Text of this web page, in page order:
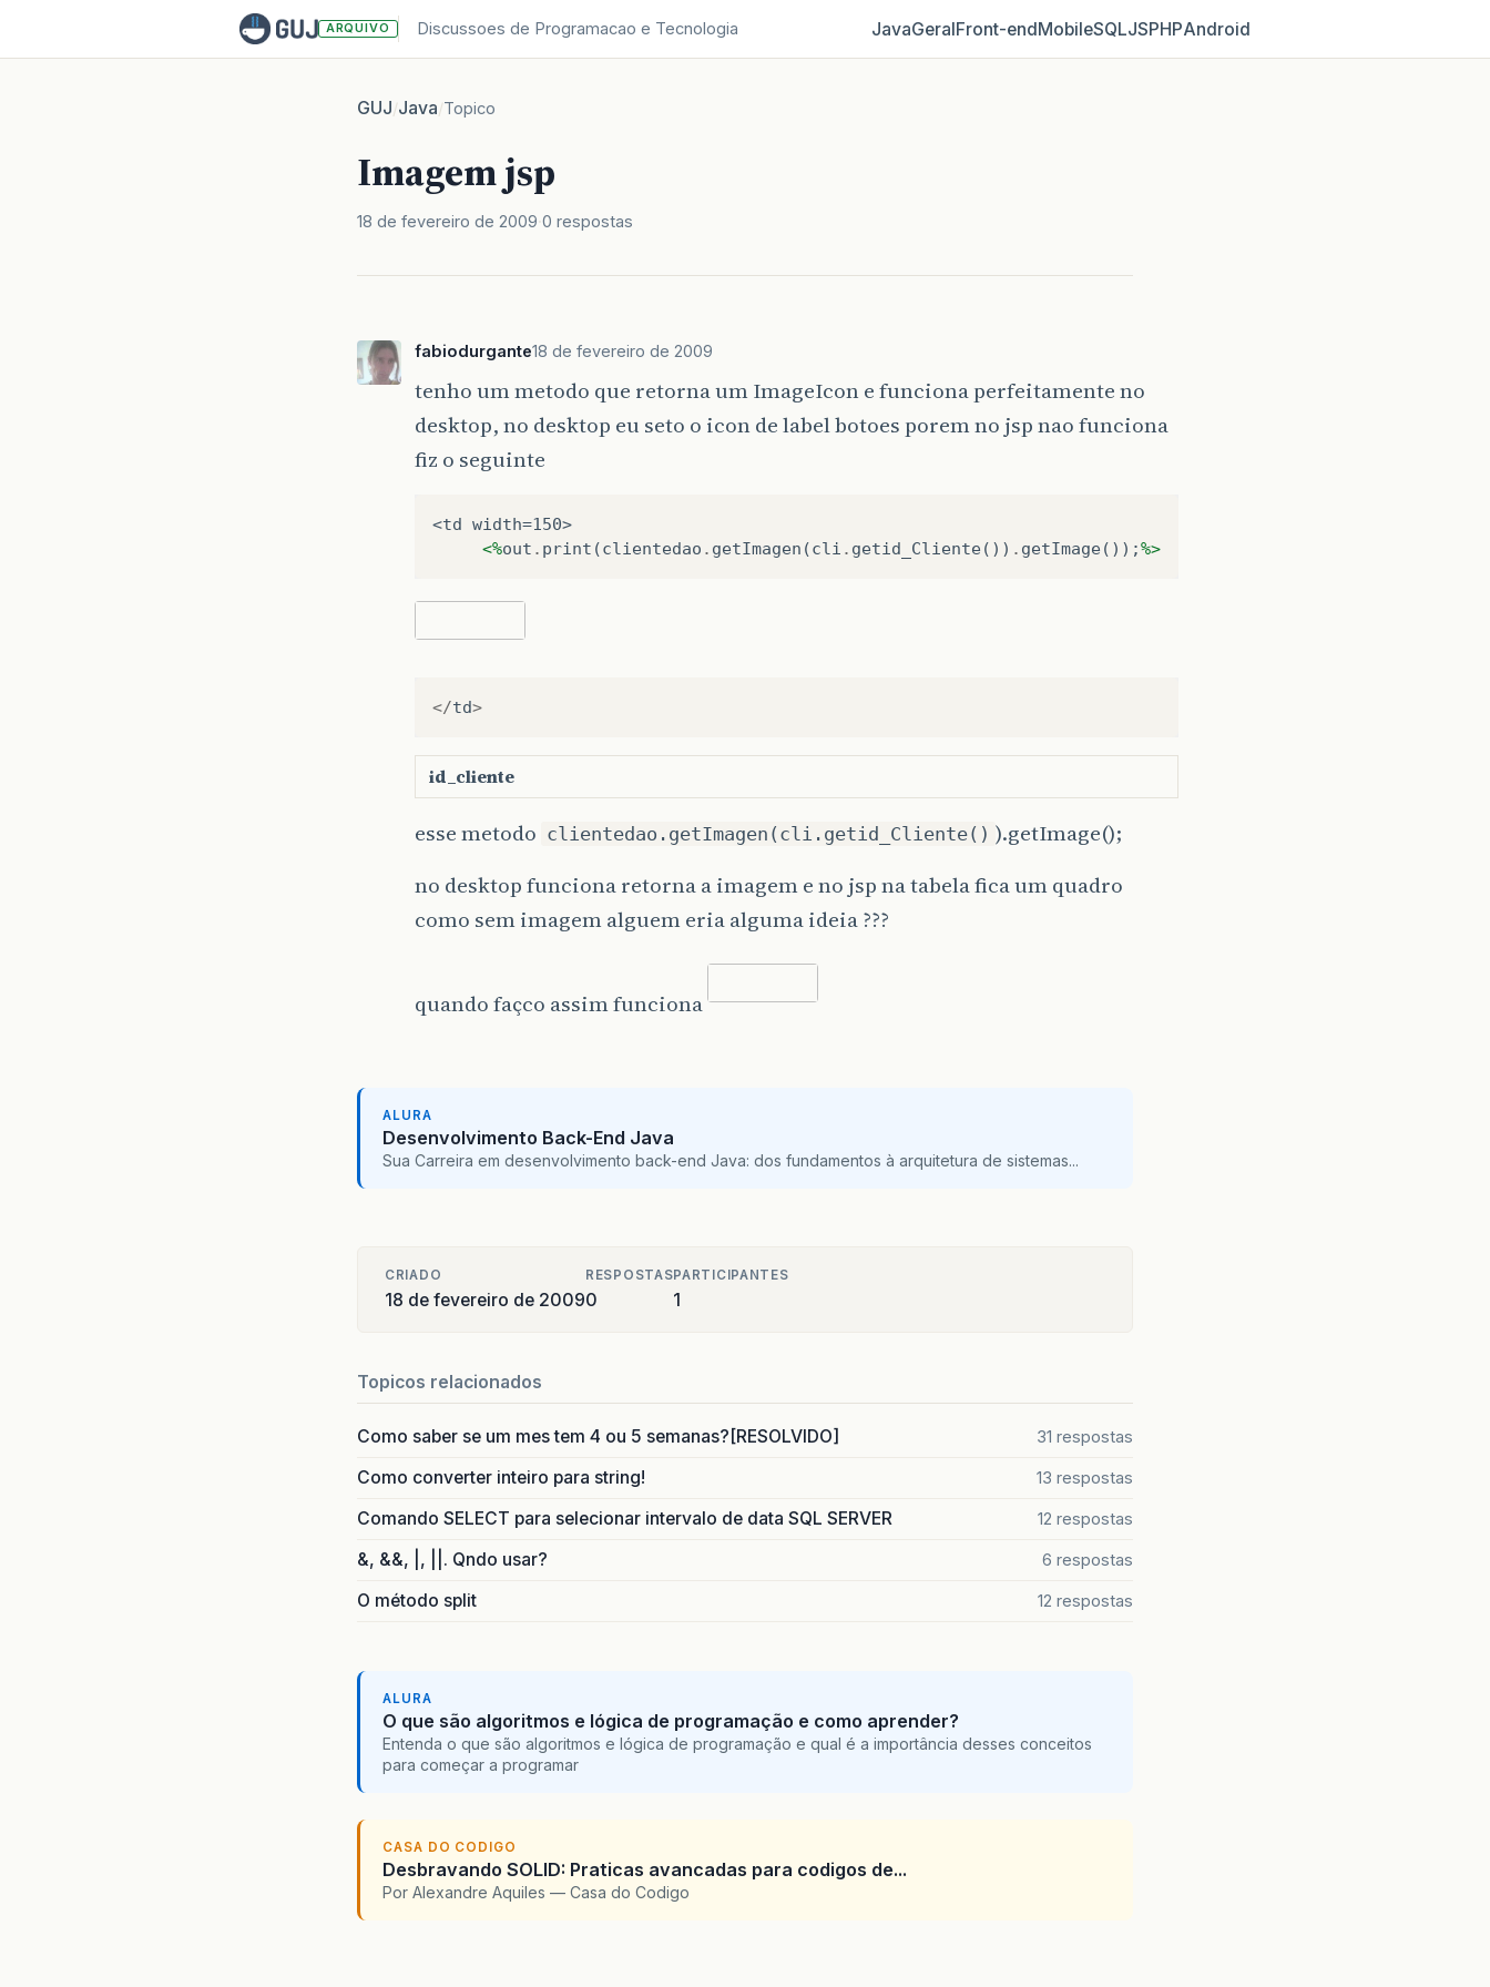
ARQUIVO Discussoes de Programacao e Tecnologia JavaGeralFront‑endMobileSQLJSPHPAndroid
GUJ/Java/Topico
Imagem jsp
18 de fevereiro de 2009 0 respostas
fabiodurgante18 de fevereiro de 2009
tenho um metodo que retorna um ImageIcon e funciona perfeitamente no
desktop, no desktop eu seto o icon de label botoes porem no jsp nao funciona
fiz o seguinte
<td width=150>
<%out . print (clientedao . getImagen (cli . getid_Cliente()) . getImage());%>
</td>
id_cliente
esse metodo clientedao.getImagen(cli.getid_Cliente() ).getImage();
no desktop funciona retorna a imagem e no jsp na tabela fica um quadro
como sem imagem alguem eria alguma ideia ???
quando façco assim funciona
ALURA
Desenvolvimento Back-End Java
Sua Carreira em desenvolvimento back-end Java: dos fundamentos à arquitetura de sistemas...
CRIADO
18 de fevereiro de 2009
RESPOSTAS
0
PARTICIPANTES
1
Topicos relacionados
Como saber se um mes tem 4 ou 5 semanas?[RESOLVIDO] 31 respostas
Como converter inteiro para string! 13 respostas
Comando SELECT para selecionar intervalo de data SQL SERVER 12 respostas
&, &&, |, ||. Qndo usar? 6 respostas
O método split 12 respostas
ALURA
O que são algoritmos e lógica de programação e como aprender?
Entenda o que são algoritmos e lógica de programação e qual é a importância desses conceitos
para começar a programar
CASA DO CODIGO
Desbravando SOLID: Praticas avancadas para codigos de...
Por Alexandre Aquiles — Casa do Codigo